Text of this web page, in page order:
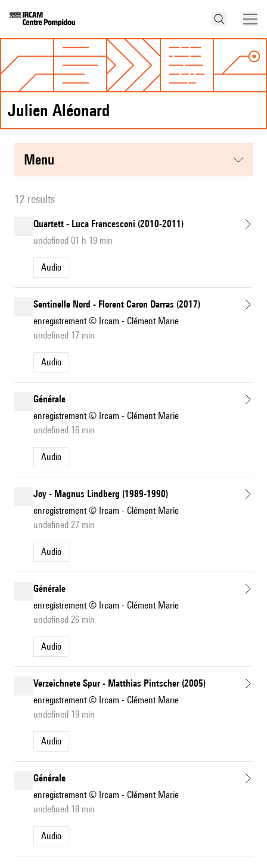
Julien Aléonard
menu
12 results
Quartett - Luca Francesconi (2010-2011)
undefined 01 h 19 min
Audio
Sentinelle Nord - Florent Caron Darras (2017)
enregistrement © Ircam - Clément Marie
undefined 17 min
Audio
Générale
enregistrement © Ircam - Clément Marie
undefined 16 min
Audio
Joy - Magnus Lindberg (1989-1990)
enregistrement © Ircam - Clément Marie
undefined 27 min
Audio
Générale
enregistrement © Ircam - Clément Marie
undefined 26 min
Audio
Verzeichnete Spur - Matthias Pintscher (2005)
enregistrement © Ircam - Clément Marie
undefined 19 min
Audio
Générale
enregistrement © Ircam - Clément Marie
undefined 18 min
Audio